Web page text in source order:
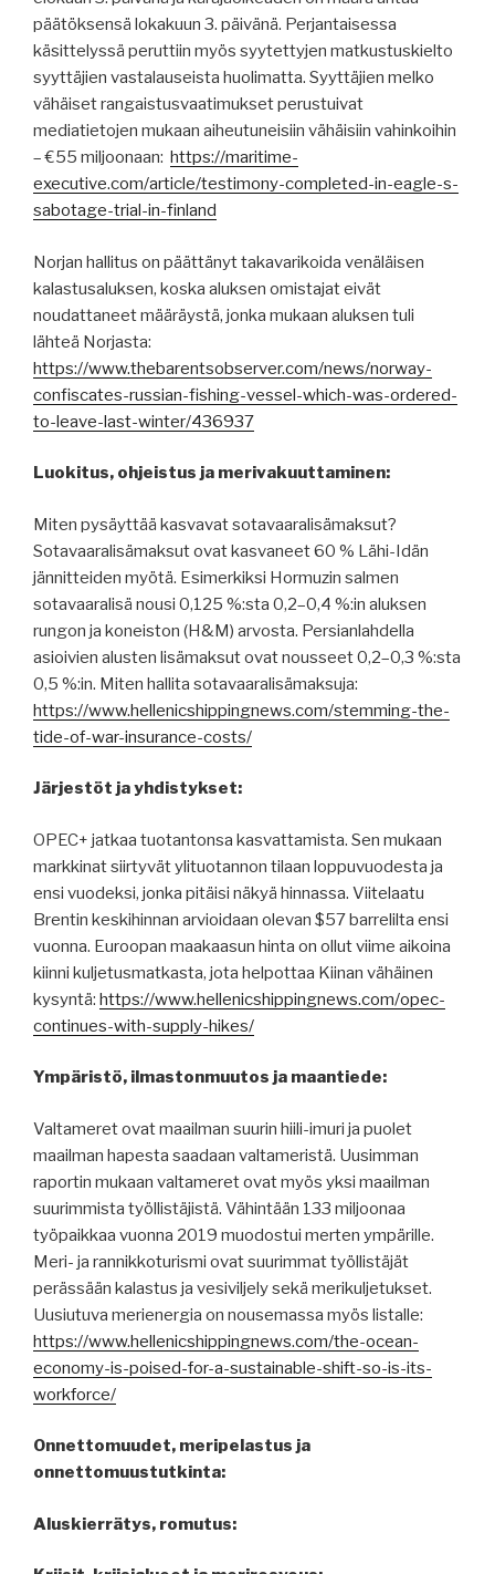
päätöksensä lokakuun 3. päivänä. Perjantaisessa
käsittelyssä peruttiin myös syytettyjen matkustuskielto
syyttäjien vastalauseista huolimatta. Syyttäjien melko
vähäiset rangaistusvaatimukset perustuivat
mediatietojen mukaan aiheutuneisiin vähäisiin vahinkoihin
– €55 miljoonaan: https://maritime-
executive.com/article/testimony-completed-in-eagle-s-
sabotage-trial-in-finland
Norjan hallitus on päättänyt takavarikoida venäläisen
kalastusaluksen, koska aluksen omistajat eivät
noudattaneet määräystä, jonka mukaan aluksen tuli
lähteä Norjasta:
https://www.thebarentsobserver.com/news/norway-
confiscates-russian-fishing-vessel-which-was-ordered-
to-leave-last-winter/436937
Luokitus, ohjeistus ja merivakuuttaminen:
Miten pysäyttää kasvavat sotavaaralisämaksut?
Sotavaaralisämaksut ovat kasvaneet 60 % Lähi-Idän
jännitteiden myötä. Esimerkiksi Hormuzin salmen
sotavaaralisä nousi 0,125 %:sta 0,2–0,4 %:in aluksen
rungon ja koneiston (H&M) arvosta. Persianlahdella
asioivien alusten lisämaksut ovat nousseet 0,2–0,3 %:sta
0,5 %:in. Miten hallita sotavaaralisämaksuja:
https://www.hellenicshippingnews.com/stemming-the-
tide-of-war-insurance-costs/
Järjestöt ja yhdistykset:
OPEC+ jatkaa tuotantonsa kasvattamista. Sen mukaan
markkinat siirtyvät ylituotannon tilaan loppuvuodesta ja
ensi vuodeksi, jonka pitäisi näkyä hinnassa. Viitelaatu
Brentin keskihinnan arvioidaan olevan $57 barrelilta ensi
vuonna. Euroopan maakaasun hinta on ollut viime aikoina
kiinni kuljetusmatkasta, jota helpottaa Kiinan vähäinen
kysyntä: https://www.hellenicshippingnews.com/opec-
continues-with-supply-hikes/
Ympäristö, ilmastonmuutos ja maantiede:
Valtameret ovat maailman suurin hiili-imuri ja puolet
maailman hapesta saadaan valtameristä. Uusimman
raportin mukaan valtameret ovat myös yksi maailman
suurimmista työllistäjistä. Vähintään 133 miljoonaa
työpaikkaa vuonna 2019 muodostui merten ympärille.
Meri- ja rannikkoturismi ovat suurimmat työllistäjät
perässään kalastus ja vesiviljely sekä merikuljetukset.
Uusiutuva merienergia on nousemassa myös listalle:
https://www.hellenicshippingnews.com/the-ocean-
economy-is-poised-for-a-sustainable-shift-so-is-its-
workforce/
Onnettomuudet, meripelastus ja
onnettomuustutkinta:
Aluskierrätys, romutus: